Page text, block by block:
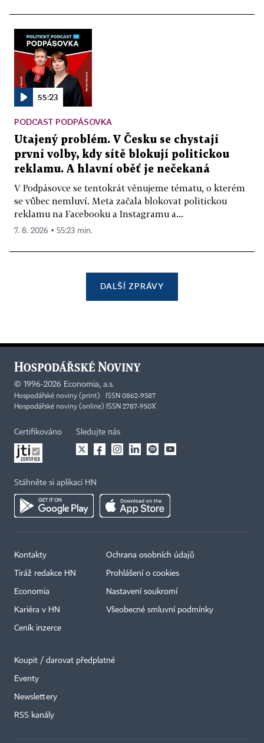
55:23
PODCAST PODPÁSOVKA
Utajený problém. V Česku se chystají
první volby, kdy sítě blokují politickou
reklamu. A hlavní oběť je nečekaná
V Podpásovce se tentokrát věnujeme tématu, o kterém
se vůbec nemluví. Meta začala blokovat politickou
reklamu na Facebooku a Instagramu a...
7. 8. 2026 ▪ 55:23 min.
DALŠÍ ZPRÁVY
© 1996-2026 Economia, a.s.
Hospodářské noviny (print) ISSN 0862-9587
Hospodářské noviny (online) ISSN 2787-950X
Certifikováno Sledujte nás
Stáhněte si aplikaci HN
Kontakty
Tiráž redakce HN
Economia
Kariéra v HN
Ceník inzerce
Ochrana osobních údajů
Prohlášení o cookies
Nastavení soukromí
Všeobecné smluvní podmínky
Koupit / darovat předplatné
Eventy
Newslettery
RSS kanály